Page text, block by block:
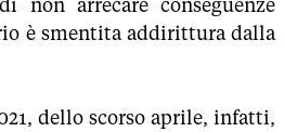
è smentita addirittura dalla
dello scorso aprile, infatti,